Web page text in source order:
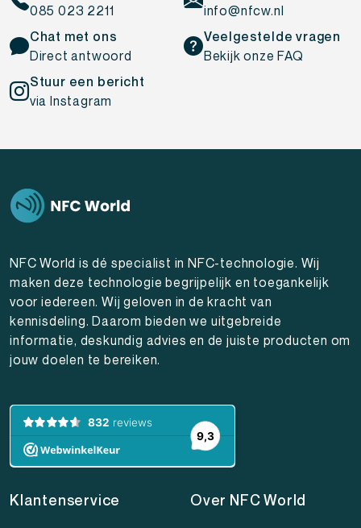
085 023 2211
info@nfcw.nl
Chat met ons
Direct antwoord
Veelgestelde vragen
Bekijk onze FAQ
Stuur een bericht
via Instagram
NFC World is dé specialist in NFC-technologie. Wij
maken deze technologie begrijpelijk en toegankelijk
voor iedereen. Wij geloven in de kracht van
kennisdeling. Daarom bieden we uitgebreide
informatie, deskundig advies en de juiste producten om
jouw doelen te bereiken.
Klantenservice Over NFC World